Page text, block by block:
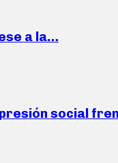
a la…
social